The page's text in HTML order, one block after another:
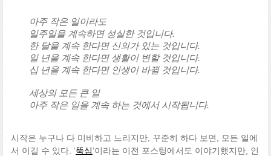
아주 작은 일이라도
일주일을 계속하면 성실한 것입니다.
한 달을 계속 한다면 신의가 있는 것입니다.
일 년을 계속 한다면 생활이 변할 것입니다.
십 년을 계속 한다면 인생이 바뀔 것입니다.
세상의 모든 큰 일
아주 작은 일을 계속 하는 것에서 시작됩니다.
시작은 누구나 다 미비하고 느리지만, 꾸준히 하다 보면, 모든 일에
서 이길 수 있다. ‘뚝심‘이라는 이전 포스팅에서도 이야기했지만, 인